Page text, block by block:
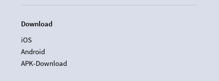
Download
iOS
Android
APK-Download